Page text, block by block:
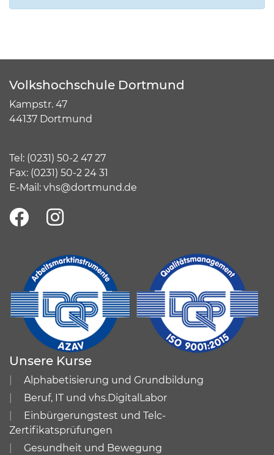
Volkshochschule Dortmund
Kampstr. 47
44137 Dortmund
Tel: (0231) 50-2 47 27
Fax: (0231) 50-2 24 31
E-Mail: vhs@dortmund.de
Unsere Kurse
Alphabetisierung und Grundbildung
Beruf, IT und vhs.DigitalLabor
Einbürgerungstest und Telc-
Zertifikatsprüfungen
Gesundheit und Bewegung